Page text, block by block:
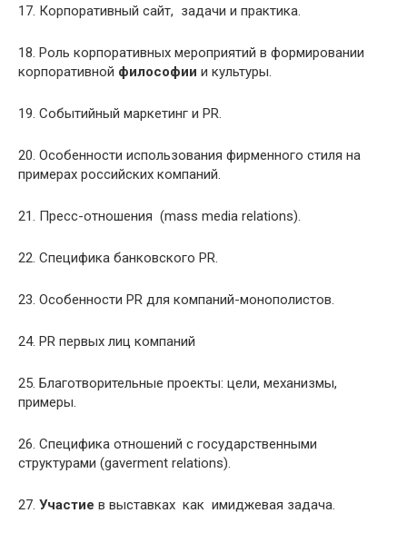
17. Корпоративный сайт, задачи и практика.
18. Роль корпоративных мероприятий в формировании
корпоративной философии и культуры.
19. Событийный маркетинг и PR.
20. Особенности использования фирменного стиля на
примерах российских компаний.
21. Пресс-отношения (mass media relations).
22. Специфика банковского PR.
23. Особенности PR для компаний-монополистов.
24. PR первых лиц компаний
25. Благотворительные проекты: цели, механизмы,
примеры.
26. Специфика отношений с государственными
структурами (gaverment relations).
27. Участие в выставках как имиджевая задача.